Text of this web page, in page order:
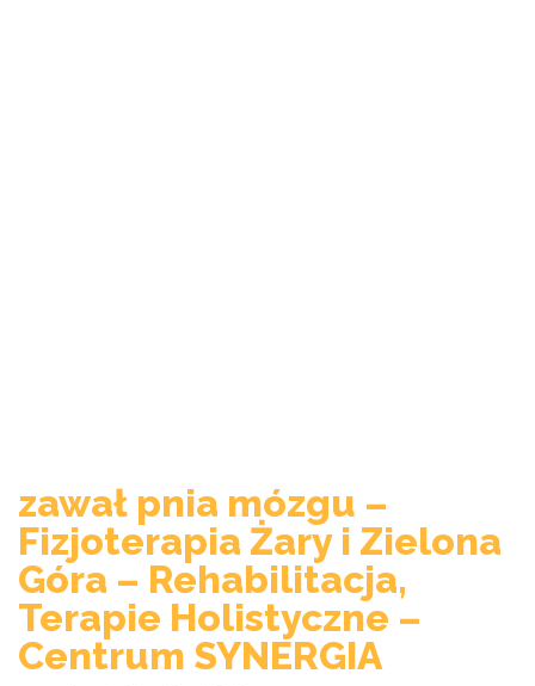
zawał pnia mózgu –
Fizjoterapia Żary i Zielona
Góra – Rehabilitacja,
Terapie Holistyczne –
Centrum SYNERGIA